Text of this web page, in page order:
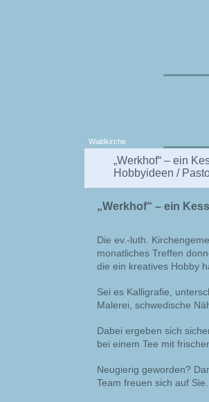
Waldkirche
„Werkhof“ – ein
Hobbyideen /
„Werkhof“ – ein
Die ev.-luth.
monatliches Treffen
die ein kreatives Hobby
Sei es Kalligrafie,
Malerei, schwedische
Dabei ergeben sich
bei einem Tee mit
Neugierig geworden?
Team freuen sich auf Sie.